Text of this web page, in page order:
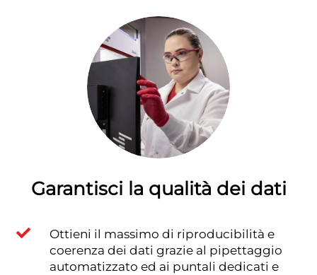
Garantisci la qualità dei dati

Ottieni il massimo di riproducibilità e
coerenza dei dati grazie al pipettaggio
automatizzato ed ai puntali dedicati e